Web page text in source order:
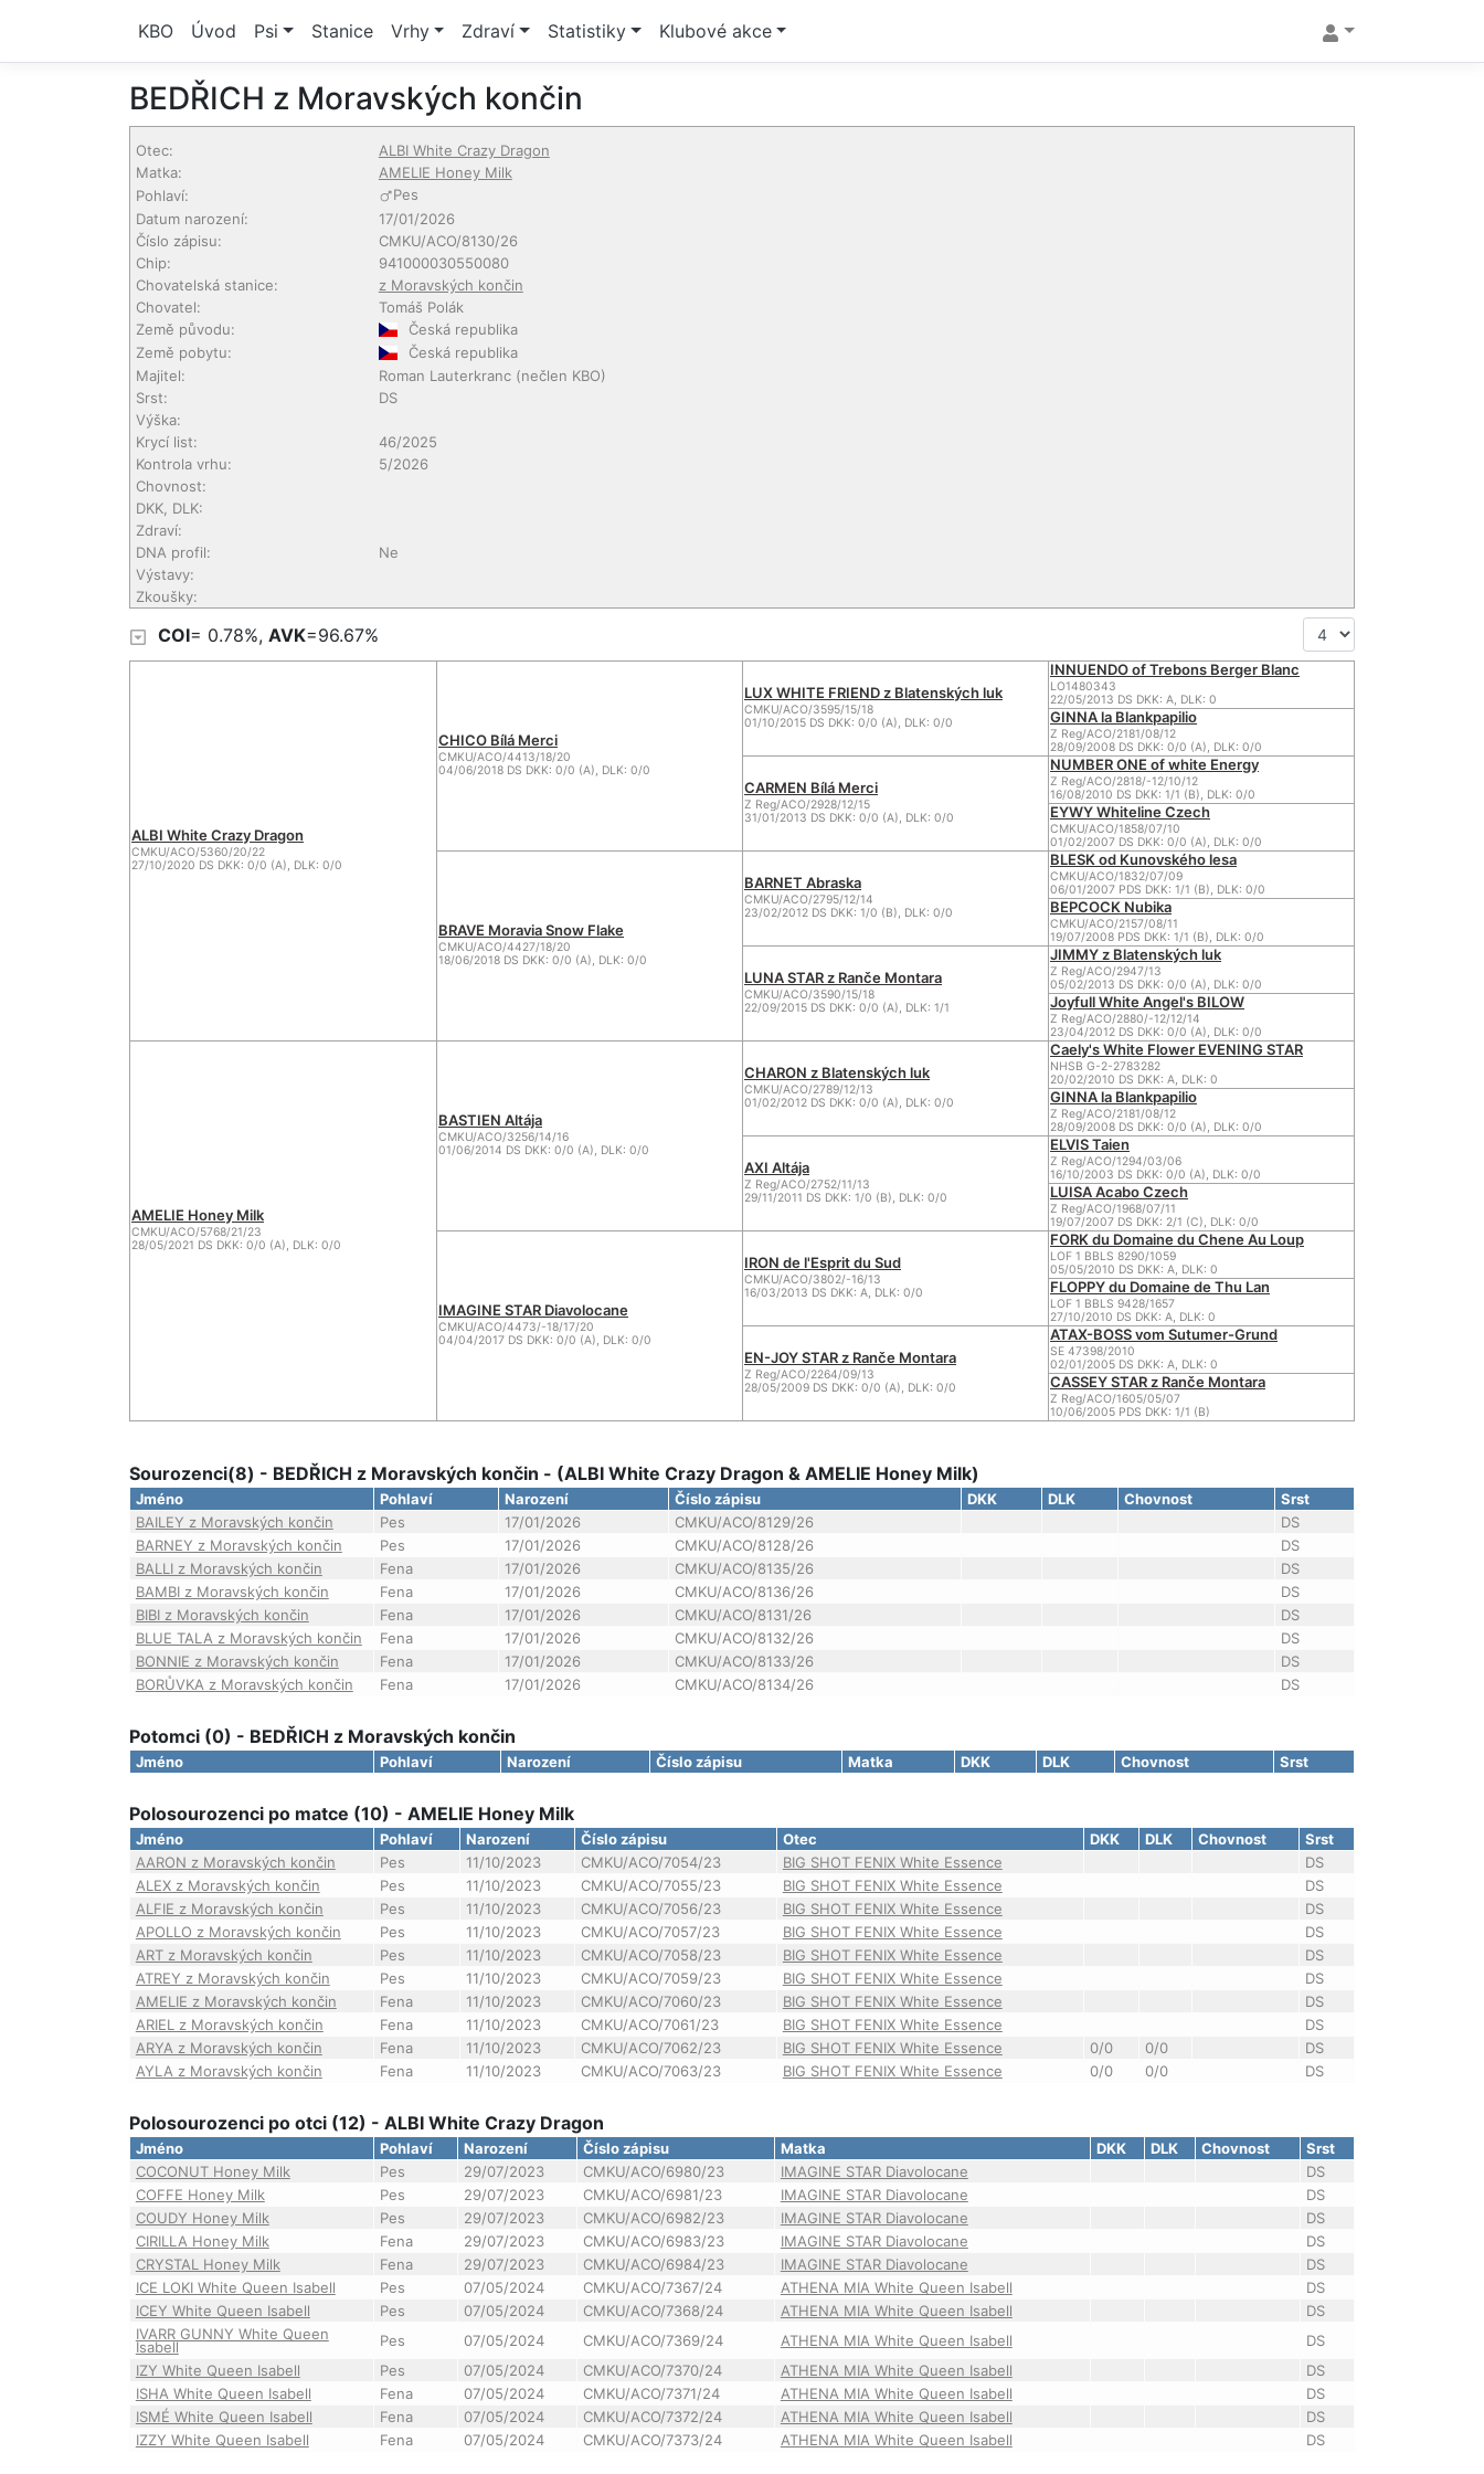
KBO Úvod Psi Stanice Vrhy Zdraví Statistiky Klubové akce
BEDŘICH z Moravských končin
Otec:
ALBI White Crazy Dragon
Matka:
AMELIE Honey Milk
Pohlaví:
Pes
Datum narození:
17/01/2026
Číslo zápisu:
CMKU/ACO/8130/26
Chip:
941000030550080
Chovatelská stanice:
z Moravských končin
Chovatel:
Tomáš Polák
Země původu:
Česká republika
Země pobytu:
Česká republika
Majitel:
Roman Lauterkranc(nečlen KBO)
Srst:
DS
Výška:
Krycí list:
46/2025
Kontrola vrhu:
5/2026
Chovnost:
DKK, DLK:
Zdraví:
DNA profil:
Ne
Výstavy:
Zkoušky:
COI= 0.78%, AVK=96.67%
ALBI White Crazy Dragon
CMKU/ACO/5360/20/22
27/10/2020 DS DKK: 0/0 (A), DLK: 0/0
CHICO Bílá Merci
CMKU/ACO/4413/18/20
04/06/2018 DS DKK: 0/0 (A), DLK: 0/0
LUX WHITE FRIEND z Blatenských luk
CMKU/ACO/3595/15/18
01/10/2015 DS DKK: 0/0 (A), DLK: 0/0
INNUENDO of Trebons Berger Blanc
LO1480343
22/05/2013 DS DKK: A, DLK: 0
GINNA la Blankpapilio
Z Reg/ACO/2181/08/12
28/09/2008 DS DKK: 0/0 (A), DLK: 0/0
CARMEN Bílá Merci
Z Reg/ACO/2928/12/15
31/01/2013 DS DKK: 0/0 (A), DLK: 0/0
NUMBER ONE of white Energy
Z Reg/ACO/2818/-12/10/12
16/08/2010 DS DKK: 1/1 (B), DLK: 0/0
EYWY Whiteline Czech
CMKU/ACO/1858/07/10
01/02/2007 DS DKK: 0/0 (A), DLK: 0/0
BRAVE Moravia Snow Flake
CMKU/ACO/4427/18/20
18/06/2018 DS DKK: 0/0 (A), DLK: 0/0
BARNET Abraska
CMKU/ACO/2795/12/14
23/02/2012 DS DKK: 1/0 (B), DLK: 0/0
BLESK od Kunovského lesa
CMKU/ACO/1832/07/09
06/01/2007 PDS DKK: 1/1 (B), DLK: 0/0
BEPCOCK Nubika
CMKU/ACO/2157/08/11
19/07/2008 PDS DKK: 1/1 (B), DLK: 0/0
LUNA STAR z Ranče Montara
CMKU/ACO/3590/15/18
22/09/2015 DS DKK: 0/0 (A), DLK: 1/1
JIMMY z Blatenských luk
Z Reg/ACO/2947/13
05/02/2013 DS DKK: 0/0 (A), DLK: 0/0
Joyfull White Angel's BILOW
Z Reg/ACO/2880/-12/12/14
23/04/2012 DS DKK: 0/0 (A), DLK: 0/0
AMELIE Honey Milk
CMKU/ACO/5768/21/23
28/05/2021 DS DKK: 0/0 (A), DLK: 0/0
BASTIEN Altája
CMKU/ACO/3256/14/16
01/06/2014 DS DKK: 0/0 (A), DLK: 0/0
CHARON z Blatenských luk
CMKU/ACO/2789/12/13
01/02/2012 DS DKK: 0/0 (A), DLK: 0/0
Caely's White Flower EVENING STAR
NHSB G-2-2783282
20/02/2010 DS DKK: A, DLK: 0
GINNA la Blankpapilio
Z Reg/ACO/2181/08/12
28/09/2008 DS DKK: 0/0 (A), DLK: 0/0
AXI Altája
Z Reg/ACO/2752/11/13
29/11/2011 DS DKK: 1/0 (B), DLK: 0/0
ELVIS Taien
Z Reg/ACO/1294/03/06
16/10/2003 DS DKK: 0/0 (A), DLK: 0/0
LUISA Acabo Czech
Z Reg/ACO/1968/07/11
19/07/2007 DS DKK: 2/1 (C), DLK: 0/0
IMAGINE STAR Diavolocane
CMKU/ACO/4473/-18/17/20
04/04/2017 DS DKK: 0/0 (A), DLK: 0/0
IRON de l'Esprit du Sud
CMKU/ACO/3802/-16/13
16/03/2013 DS DKK: A, DLK: 0/0
FORK du Domaine du Chene Au Loup
LOF 1 BBLS 8290/1059
05/05/2010 DS DKK: A, DLK: 0
FLOPPY du Domaine de Thu Lan
LOF 1 BBLS 9428/1657
27/10/2010 DS DKK: A, DLK: 0
EN-JOY STAR z Ranče Montara
Z Reg/ACO/2264/09/13
28/05/2009 DS DKK: 0/0 (A), DLK: 0/0
ATAX-BOSS vom Sutumer-Grund
SE 47398/2010
02/01/2005 DS DKK: A, DLK: 0
CASSEY STAR z Ranče Montara
Z Reg/ACO/1605/05/07
10/06/2005 PDS DKK: 1/1 (B)
Sourozenci(8) - BEDŘICH z Moravských končin - (ALBI White Crazy Dragon & AMELIE Honey Milk)
Jméno Pohlaví Narození Číslo zápisu DKK DLK Chovnost
Srst
BAILEY z Moravských končin
Pes 17/01/2026 CMKU/ACO/8129/26
DS
BARNEY z Moravských končin
Pes 17/01/2026 CMKU/ACO/8128/26
DS
BALLI z Moravských končin
Fena 17/01/2026 CMKU/ACO/8135/26
DS
BAMBI z Moravských končin
Fena 17/01/2026 CMKU/ACO/8136/26
DS
BIBI z Moravských končin
Fena 17/01/2026 CMKU/ACO/8131/26
DS
BLUE TALA z Moravských končin
Fena 17/01/2026 CMKU/ACO/8132/26
DS
BONNIE z Moravských končin
Fena 17/01/2026 CMKU/ACO/8133/26
DS
BORŮVKA z Moravských končin
Fena 17/01/2026 CMKU/ACO/8134/26 DS
Potomci (0) - BEDŘICH z Moravských končin
Jméno Pohlaví Narození Číslo zápisu Matka DKK DLK Chovnost Srst
Polosourozenci po matce (10) - AMELIE Honey Milk
Jméno Pohlaví Narození Číslo zápisu Otec DKK DLK Chovnost
Srst
AARON z Moravských končin
Pes 11/10/2023 CMKU/ACO/7054/23 BIG SHOT FENIX White Essence
DS
ALEX z Moravských končin
Pes 11/10/2023 CMKU/ACO/7055/23 BIG SHOT FENIX White Essence
DS
ALFIE z Moravských končin
Pes 11/10/2023 CMKU/ACO/7056/23 BIG SHOT FENIX White Essence
DS
APOLLO z Moravských končin
Pes 11/10/2023 CMKU/ACO/7057/23 BIG SHOT FENIX White Essence
DS
ART z Moravských končin
Pes 11/10/2023 CMKU/ACO/7058/23 BIG SHOT FENIX White Essence
DS
ATREY z Moravských končin
Pes 11/10/2023 CMKU/ACO/7059/23 BIG SHOT FENIX White Essence
DS
AMELIE z Moravských končin
Fena 11/10/2023 CMKU/ACO/7060/23 BIG SHOT FENIX White Essence
DS
ARIEL z Moravských končin
Fena 11/10/2023 CMKU/ACO/7061/23 BIG SHOT FENIX White Essence
DS
ARYA z Moravských končin
Fena 11/10/2023 CMKU/ACO/7062/23 BIG SHOT FENIX White Essence 0/0 0/0
DS
AYLA z Moravských končin
Fena 11/10/2023 CMKU/ACO/7063/23 BIG SHOT FENIX White Essence 0/0 0/0 DS
Polosourozenci po otci (12) - ALBI White Crazy Dragon
Jméno Pohlaví Narození Číslo zápisu Matka DKK DLK Chovnost
Srst
COCONUT Honey Milk
Pes 29/07/2023 CMKU/ACO/6980/23 IMAGINE STAR Diavolocane
DS
COFFE Honey Milk
Pes 29/07/2023 CMKU/ACO/6981/23 IMAGINE STAR Diavolocane
DS
COUDY Honey Milk
Pes 29/07/2023 CMKU/ACO/6982/23 IMAGINE STAR Diavolocane
DS
CIRILLA Honey Milk
Fena 29/07/2023 CMKU/ACO/6983/23 IMAGINE STAR Diavolocane
DS
CRYSTAL Honey Milk
Fena 29/07/2023 CMKU/ACO/6984/23 IMAGINE STAR Diavolocane
DS
ICE LOKI White Queen Isabell
Pes 07/05/2024 CMKU/ACO/7367/24 ATHENA MIA White Queen Isabell
DS
ICEY White Queen Isabell
Pes 07/05/2024 CMKU/ACO/7368/24 ATHENA MIA White Queen Isabell
DS
IVARR GUNNY White Queen
Isabell Pes 07/05/2024 CMKU/ACO/7369/24 ATHENA MIA White Queen Isabell
DS
IZY White Queen Isabell
Pes 07/05/2024 CMKU/ACO/7370/24 ATHENA MIA White Queen Isabell
DS
ISHA White Queen Isabell
Fena 07/05/2024 CMKU/ACO/7371/24 ATHENA MIA White Queen Isabell
DS
ISMÉ White Queen Isabell
Fena 07/05/2024 CMKU/ACO/7372/24 ATHENA MIA White Queen Isabell
DS
IZZY White Queen Isabell
Fena 07/05/2024 CMKU/ACO/7373/24 ATHENA MIA White Queen Isabell DS